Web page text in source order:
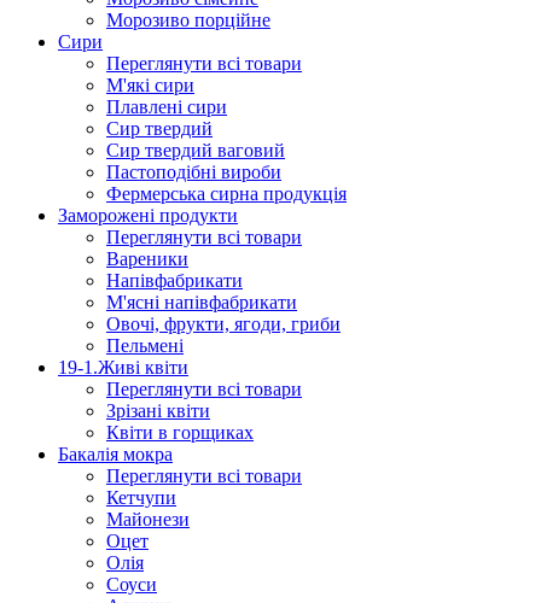
Морозиво порційне
Сири
Переглянути всі товари
М'які сири
Плавлені сири
Сир твердий
Сир твердий ваговий
Пастоподібні вироби
Фермерська сирна продукція
Заморожені продукти
Переглянути всі товари
Вареники
Напівфабрикати
М'ясні напівфабрикати
Овочі, фрукти, ягоди, гриби
Пельмені
19-1.Живі квіти
Переглянути всі товари
Зрізані квіти
Квіти в горщиках
Бакалія мокра
Переглянути всі товари
Кетчупи
Майонези
Оцет
Олія
Соуси